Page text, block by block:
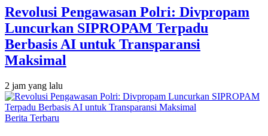
Revolusi Pengawasan Polri: Divpropam
Luncurkan SIPROPAM Terpadu
Berbasis AI untuk Transparansi
Maksimal
2 jam yang lalu
Berita Terbaru